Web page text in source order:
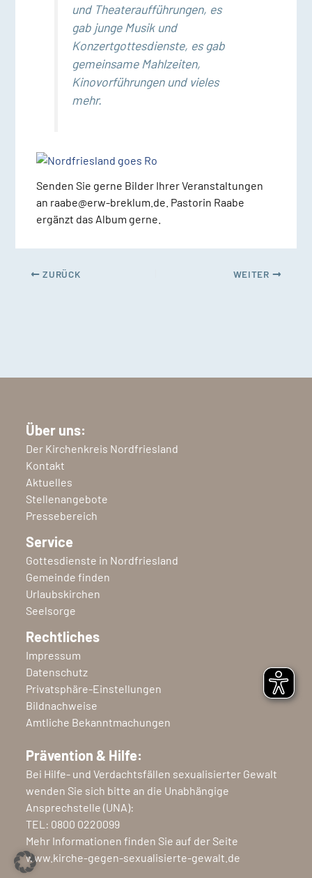
und Theateraufführungen, es
gab junge Musik und
Konzertgottesdienste, es gab
gemeinsame Mahlzeiten,
Kinovorführungen und vieles
mehr.
Senden Sie gerne Bilder Ihrer Veranstaltungen
an raabe@erw-breklum.de. Pastorin Raabe
ergänzt das Album gerne.
ZURÜCK WEITER
Über uns:
Der Kirchenkreis Nordfriesland
Kontakt
Aktuelles
Stellenangebote
Pressebereich
Service
Gottesdienste in Nordfriesland
Gemeinde finden
Urlaubskirchen
Seelsorge
Rechtliches
Impressum
Datenschutz
Privatsphäre-Einstellungen
Bildnachweise
Amtliche Bekanntmachungen
Prävention & Hilfe:
Bei Hilfe- und Verdachtsfällen sexualisierter Gewalt
wenden Sie sich bitte an die Unabhängige
Ansprechstelle (UNA):
TEL: 0800 0220099
Mehr Informationen finden Sie auf der Seite
www.kirche-gegen-sexualisierte-gewalt.de